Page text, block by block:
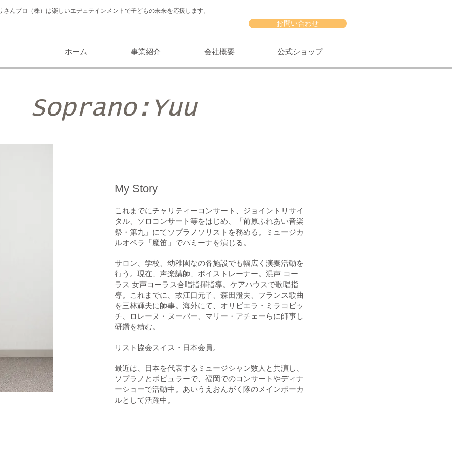
お問い合わせ
さんプロ（株）は楽しいエデュテインメントで子どもの未来を応援します。
ホーム 事業紹介 会社概要 公式ショップ
Soprano:Yuu
My Story
これまでにチャリティーコンサート、ジョイントリサイ
タル、ソロコンサート等をはじめ、「前原ふれあい音楽
祭・第九」にてソプラノソリストを務める。ミュージカ
ルオペラ「魔笛」でパミーナを演じる。
サロン、学校、幼稚園なの各施設でも幅広く演奏活動を
行う。現在、声楽講師、ボイストレーナー。混声 コー
ラス 女声コーラス合唱指揮指導。ケアハウスで歌唱指
導。これまでに、故江口元子、森田澄夫、フランス歌曲
を三林輝夫に師事。海外にて、オリビエラ・ミラコビッ
チ、ロレーヌ・ヌーバー、マリー・アチェーらに師事し
研鑽を積む。
リスト協会スイス・日本会員。
最近は、日本を代表するミュージシャン数人と共演し、
ソプラノとポピュラーで、福岡でのコンサートやディナ
ーショーで活動中。あいうえおんがく隊のメインボーカ
ルとして活躍中。